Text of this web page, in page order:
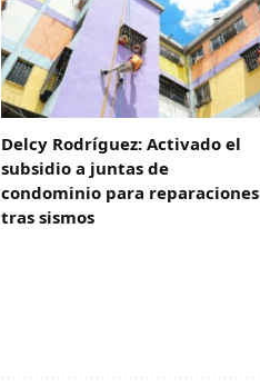
Delcy Rodríguez: Activado el
subsidio a juntas de
condominio para reparaciones
tras sismos